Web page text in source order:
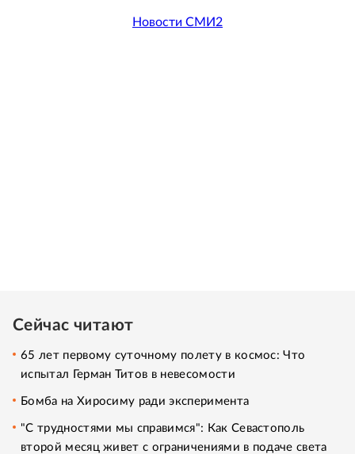
Новости СМИ2
Сейчас читают
65 лет первому суточному полету в космос: Что
испытал Герман Титов в невесомости
Бомба на Хиросиму ради эксперимента
"С трудностями мы справимся": Как Севастополь
второй месяц живет с ограничениями в подаче света